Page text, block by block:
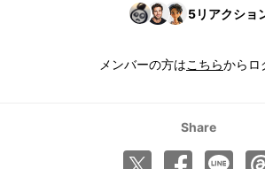
5リアクショ
メンバーの方はこちらからロ
Share